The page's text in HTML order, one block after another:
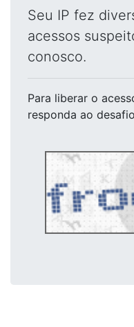
Seu IP fez
acessos
conosco.
Para liberar o
responda ao